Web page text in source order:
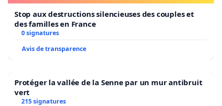
Stop aux destructions silencieuses des couples et
des familles en France
0 signatures
Avis de transparence
Protéger la vallée de la Senne par un mur antibruit
vert
215 signatures